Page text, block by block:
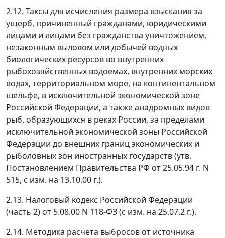
2.12. Таксы для исчисления размера взыскания за
ущерб, причиненный гражданами, юридическими
лицами и лицами без гражданства уничтожением,
незаконным выловом или добычей водных
биологических ресурсов во внутренних
рыбохозяйственных водоемах, внутренних морских
водах, территориальном море, на континентальном
шельфе, в исключительной экономической зоне
Российской Федерации, а также анадромных видов
рыб, образующихся в реках России, за пределами
исключительной экономической зоны Российской
Федерации до внешних границ экономических и
рыболовных зон иностранных государств (утв.
Постановлением Правительства РФ от 25.05.94 г. N
515, с изм. на 13.10.00 г.).
2.13. Налоговый кодекс Российской Федерации
(часть 2) от 5.08.00 N 118-ФЗ (с изм. на 25.07.2 г.).
2.14. Методика расчета выбросов от источника